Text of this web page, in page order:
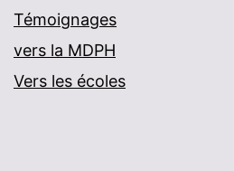
Témoignages
vers la MDPH
Vers les écoles